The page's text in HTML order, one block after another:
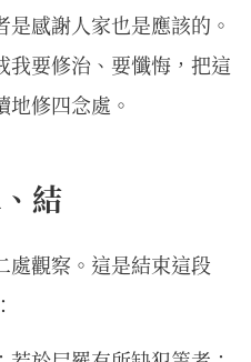
感謝人家也是應該的。
我要修治、要懺悔，把這
修四念處。
結
處觀察。這是結束這段